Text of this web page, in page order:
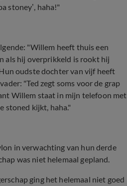
stoney’, haha!"
"Willem heeft thuis een
als hij overprikkeld is rookt hij
oudste dochter van vijf heeft
"Ted zegt soms voor de grap
Willem staat in mijn telefoon met
stoned kijkt, haha."
in verwachting van hun derde
was niet helemaal gepland.
ging het helemaal niet goed